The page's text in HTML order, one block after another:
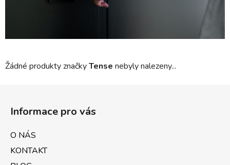
Žádné produkty značkyTense nebyly nalezeny...
Informace pro vás
O NÁS
KONTAKT